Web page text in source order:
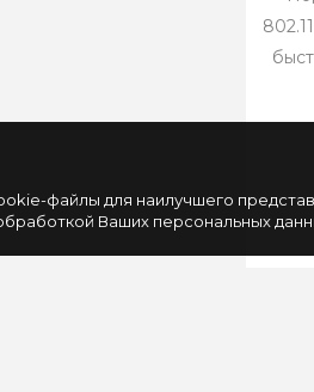
файлы для наилучшего
Ваших персональных